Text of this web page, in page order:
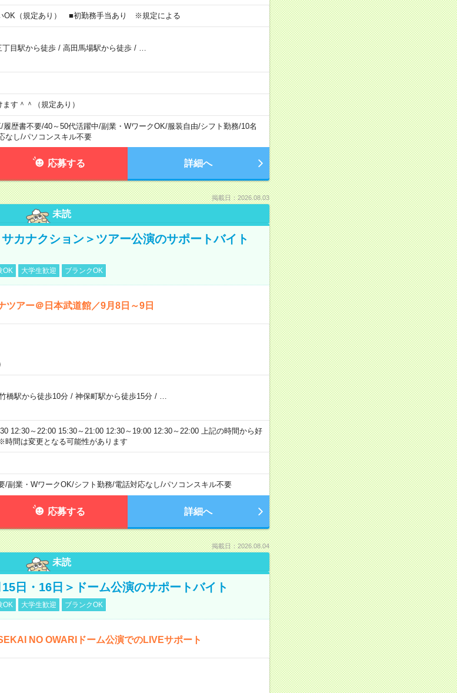
（規定あり） ■初勤務手当あり ※規定による
丁目駅から徒歩/ 高田馬場駅から徒歩/ …
す＾＾（規定あり）
/履歴書不要/40～50代活躍中/副業・WワークOK/服装自由/シフト勤務/10名
なし/パソコンスキル不要
応募する 詳細へ
掲載日：2026.08.03
未読
カナクション＞ツアー公演のサポートバイト
OK 大学生歓迎 ブランクOK
ツアー＠日本武道館／9月8日～9日
橋駅から徒歩10分/ 神保町駅から徒歩15分/ …
12:30～22:00 15:30～21:00 12:30～19:00 12:30～22:00 上記の時間から好
時間は変更となる可能性があります
/副業・WワークOK/シフト勤務/電話対応なし/パソコンスキル不要
応募する 詳細へ
掲載日：2026.08.04
未読
日・16日＞ドーム公演のサポートバイト
OK 大学生歓迎 ブランクOK
NO OWARIドーム公演でのLIVEサポート